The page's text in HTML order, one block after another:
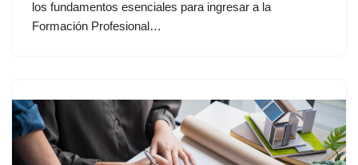
los fundamentos esenciales para ingresar a la
Formación Profesional…